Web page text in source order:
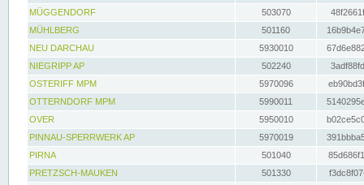
MÜGGENDORF
503070
MÜHLBERG
501160
NEU DARCHAU
5930010
NIEGRIPP AP
502240
OSTERIFF MPM
5970096
OTTERNDORF MPM
5990011
OVER
5950010
PINNAU-SPERRWERK AP
5970019
PIRNA
501040
PRETZSCH-MAUKEN
501330